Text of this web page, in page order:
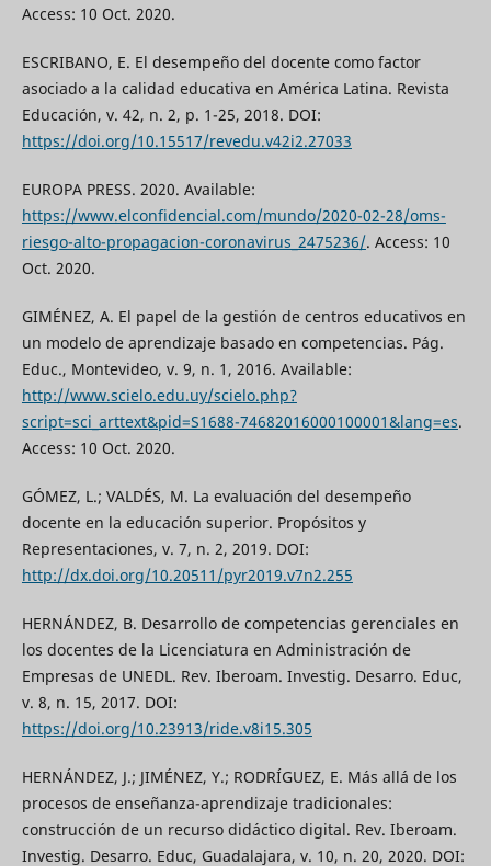
Access: 10 Oct. 2020.
ESCRIBANO, E. El desempeño del docente como factor
asociado a la calidad educativa en América Latina. Revista
Educación, v. 42, n. 2, p. 1-25, 2018. DOI:
https://doi.org/10.15517/revedu.v42i2.27033
EUROPA PRESS. 2020. Available:
https://www.elconfidencial.com/mundo/2020-02-28/oms-
riesgo-alto-propagacion-coronavirus_2475236/. Access: 10
Oct. 2020.
GIMÉNEZ, A. El papel de la gestión de centros educativos en
un modelo de aprendizaje basado en competencias. Pág.
Educ., Montevideo, v. 9, n. 1, 2016. Available:
http://www.scielo.edu.uy/scielo.php?
script=sci_arttext&pid=S1688-74682016000100001&lang=es.
Access: 10 Oct. 2020.
GÓMEZ, L.; VALDÉS, M. La evaluación del desempeño
docente en la educación superior. Propósitos y
Representaciones, v. 7, n. 2, 2019. DOI:
http://dx.doi.org/10.20511/pyr2019.v7n2.255
HERNÁNDEZ, B. Desarrollo de competencias gerenciales en
los docentes de la Licenciatura en Administración de
Empresas de UNEDL. Rev. Iberoam. Investig. Desarro. Educ,
v. 8, n. 15, 2017. DOI:
https://doi.org/10.23913/ride.v8i15.305
HERNÁNDEZ, J.; JIMÉNEZ, Y.; RODRÍGUEZ, E. Más allá de los
procesos de enseñanza-aprendizaje tradicionales:
construcción de un recurso didáctico digital. Rev. Iberoam.
Investig. Desarro. Educ, Guadalajara, v. 10, n. 20, 2020. DOI: